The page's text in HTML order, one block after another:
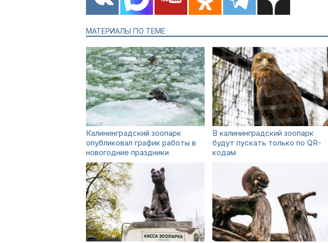
МАТЕРИАЛЫ ПО ТЕМЕ
Калининградский зоопарк
опубликовал график работы в
новогодние праздники
В калининградский зоопарк
будут пускать только по QR-
кодам